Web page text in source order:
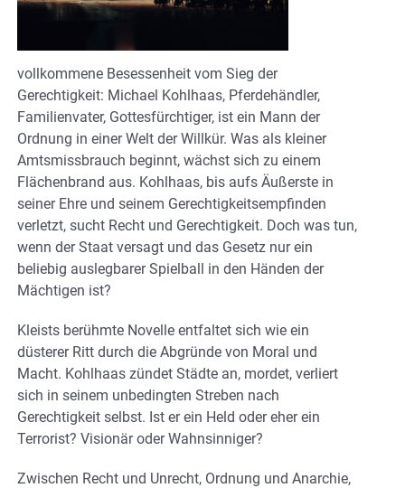
vollkommene Besessenheit vom Sieg der
Gerechtigkeit: Michael Kohlhaas, Pferdehändler,
Familienvater, Gottesfürchtiger, ist ein Mann der
Ordnung in einer Welt der Willkür. Was als kleiner
Amtsmissbrauch beginnt, wächst sich zu einem
Flächenbrand aus. Kohlhaas, bis aufs Äußerste in
seiner Ehre und seinem Gerechtigkeitsempfinden
verletzt, sucht Recht und Gerechtigkeit. Doch was tun,
wenn der Staat versagt und das Gesetz nur ein
beliebig auslegbarer Spielball in den Händen der
Mächtigen ist?
Kleists berühmte Novelle entfaltet sich wie ein
düsterer Ritt durch die Abgründe von Moral und
Macht. Kohlhaas zündet Städte an, mordet, verliert
sich in seinem unbedingten Streben nach
Gerechtigkeit selbst. Ist er ein Held oder eher ein
Terrorist? Visionär oder Wahnsinniger?
Zwischen Recht und Unrecht, Ordnung und Anarchie,